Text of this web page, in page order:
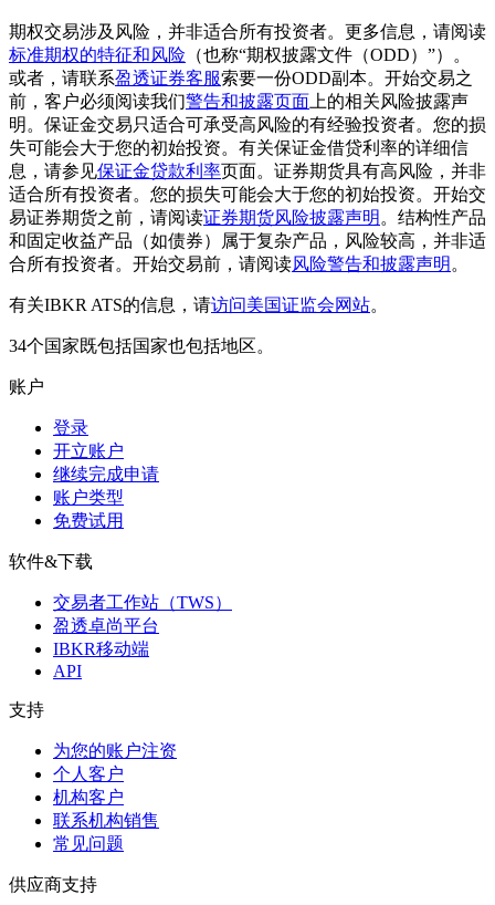
期权交易涉及风险，并非适合所有投资者。更多信息，请阅读
标准期权的特征和风险 （也称“期权披露文件（ODD）”）。
或者，请联系盈透证券客服索要一份ODD副本。开始交易之
前，客户必须阅读我们警告和披露页面 上的相关风险披露声
明。保证金交易只适合可承受高风险的有经验投资者。您的损
失可能会大于您的初始投资。有关保证金借贷利率的详细信
息，请参见保证金贷款利率页面。证券期货具有高风险，并非
适合所有投资者。您的损失可能会大于您的初始投资。开始交
易证券期货之前，请阅读证券期货风险披露声明 。结构性产品
和固定收益产品（如债券）属于复杂产品，风险较高，并非适
合所有投资者。开始交易前，请阅读风险警告和披露声明 。
有关IBKR ATS的信息，请访问美国证监会网站。
34个国家既包括国家也包括地区。
账户
登录
开立账户
继续完成申请
账户类型
免费试用
软件&下载
交易者工作站（TWS）
盈透卓尚平台
IBKR移动端
API
支持
为您的账户注资
个人客户
机构客户
联系机构销售
常见问题
供应商支持